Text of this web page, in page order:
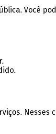
Você
Nesses